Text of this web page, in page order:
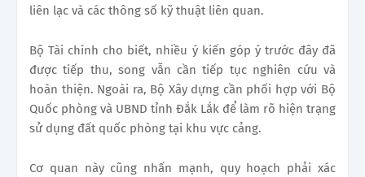
liên lạc và các thông số kỹ thuật liên quan.
Bộ Tài chính cho biết, nhiều ý kiến góp ý trước đây đã
được tiếp thu, song vẫn cần tiếp tục nghiên cứu và
hoàn thiện. Ngoài ra, Bộ Xây dựng cần phối hợp với Bộ
Quốc phòng và UBND tỉnh Đắk Lắk để làm rõ hiện trạng
sử dụng đất quốc phòng tại khu vực cảng.
Cơ quan này cũng nhấn mạnh, quy hoạch phải xác